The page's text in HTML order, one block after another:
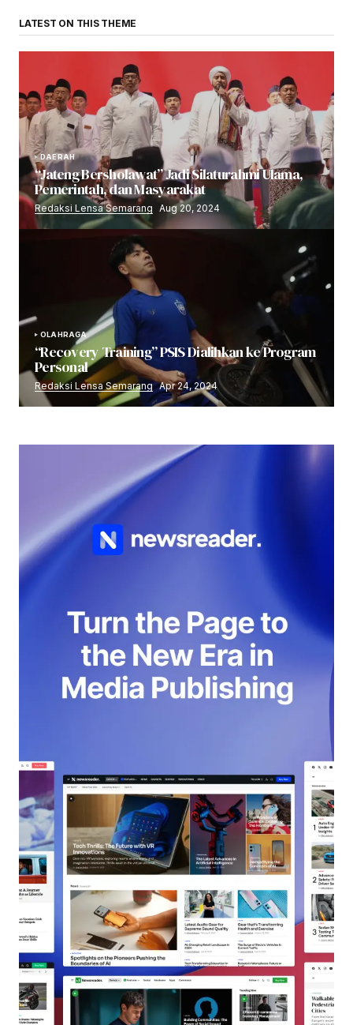
LATEST ON THIS THEME
DAERAH
“Jateng Bersholawat” Jadi Silaturahmi Ulama,
Pemerintah, dan Masyarakat
Redaksi Lensa Semarang Aug 20, 2024
OLAHRAGA
“Recovery Training” PSIS Dialihkan ke Program
Personal
Redaksi Lensa Semarang Apr 24, 2024